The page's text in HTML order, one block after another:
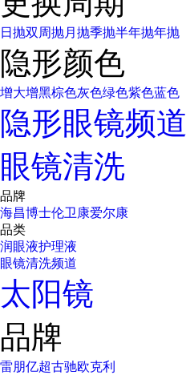
日抛双周抛月抛季抛半年抛年抛
隐形颜色
增大增黑棕色灰色绿色紫色蓝色
隐形眼镜频道
眼镜清洗
品牌
海昌博士伦卫康爱尔康
品类
润眼液护理液
眼镜清洗频道
太阳镜
品牌
雷朋亿超古驰欧克利